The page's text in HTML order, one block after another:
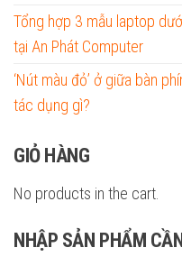
Tổng hợp 3 mẫu laptop
tại An Phát Computer
‘Nút màu đỏ’ ở giữa bàn
tác dụng gì?
GIỎ HÀNG
No products in the cart.
NHẬP SẢN PHẨM